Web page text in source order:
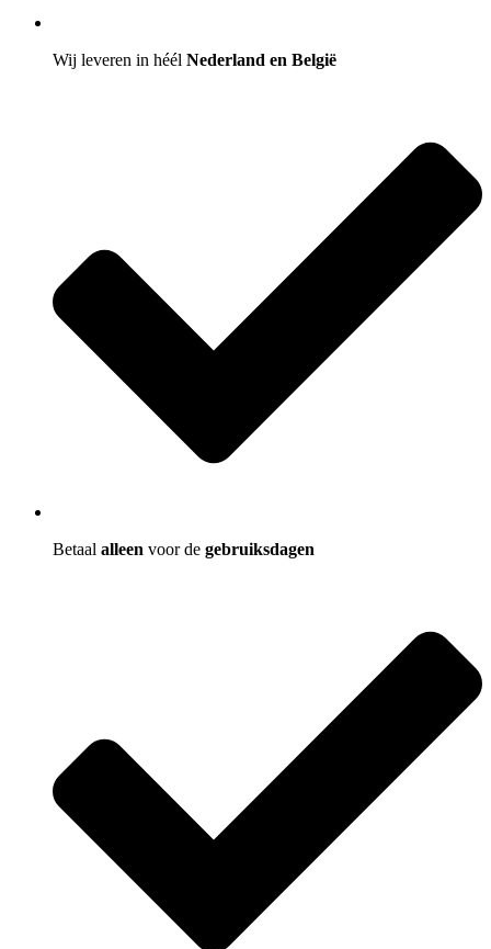
Wij leveren in héél Nederland en België
Betaal alleen voor de gebruiksdagen